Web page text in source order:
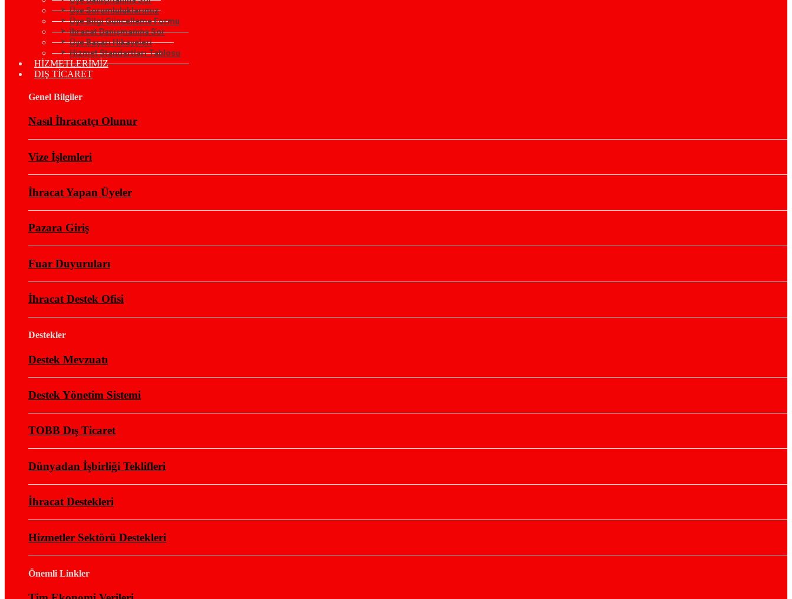
Üye Sorumluluklarımız
Üye Bilgi Güncelleme Formu
İhracat Danışmanına Sor
Üye Başarı Hikayeleri
Hizmet Standartları Tablosu
HİZMETLERİMİZ
DIŞ TİCARET
Genel Bilgiler
Nasıl İhracatçı Olunur
Vize İşlemleri
İhracat Yapan Üyeler
Pazara Giriş
Fuar Duyuruları
İhracat Destek Ofisi
Destekler
Destek Mevzuatı
Destek Yönetim Sistemi
TOBB Dış Ticaret
Dünyadan İşbirliği Teklifleri
İhracat Destekleri
Hizmetler Sektörü Destekleri
Önemli Linkler